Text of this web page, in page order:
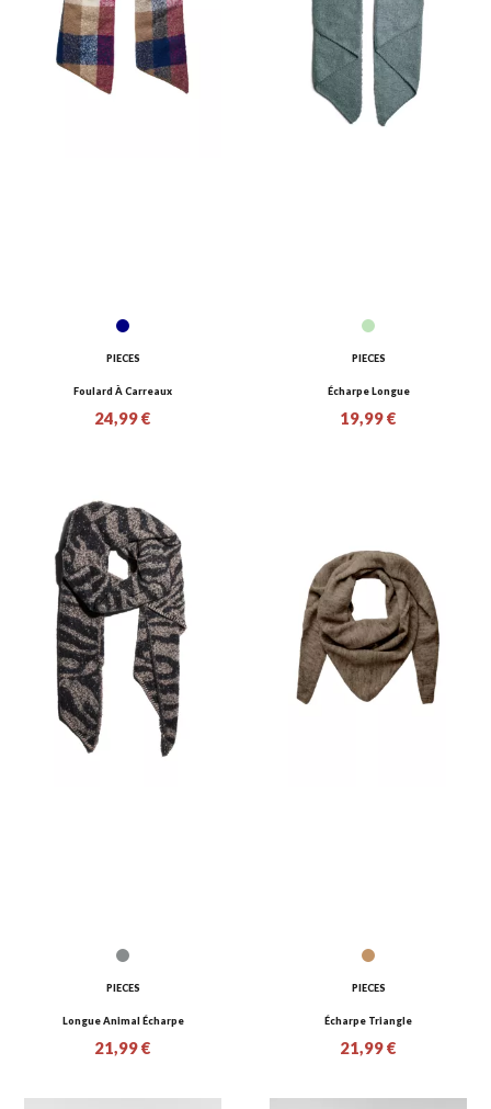
PIECES
Foulard À Carreaux
24,99 €
PIECES
Écharpe Longue
19,99 €
PIECES
Longue Animal Écharpe
21,99 €
PIECES
Écharpe Triangle
21,99 €